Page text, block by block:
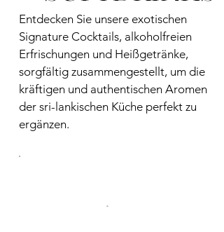
Entdecken Sie unsere exotischen
Signature Cocktails, alkoholfreien
Erfrischungen und Heißgetränke,
sorgfältig zusammengestellt, um die
kräftigen und authentischen Aromen
der sri-lankischen Küche perfekt zu
ergänzen.